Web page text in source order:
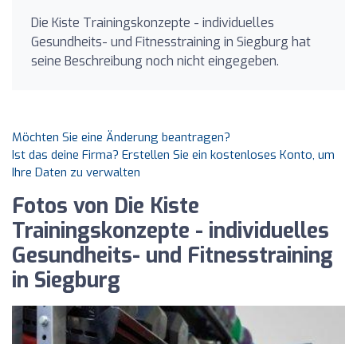
Die Kiste Trainingskonzepte - individuelles
Gesundheits- und Fitnesstraining in Siegburg hat
seine Beschreibung noch nicht eingegeben.
Möchten Sie eine Änderung beantragen?
Ist das deine Firma? Erstellen Sie ein kostenloses Konto, um
Ihre Daten zu verwalten
Fotos von Die Kiste
Trainingskonzepte - individuelles
Gesundheits- und Fitnesstraining
in Siegburg